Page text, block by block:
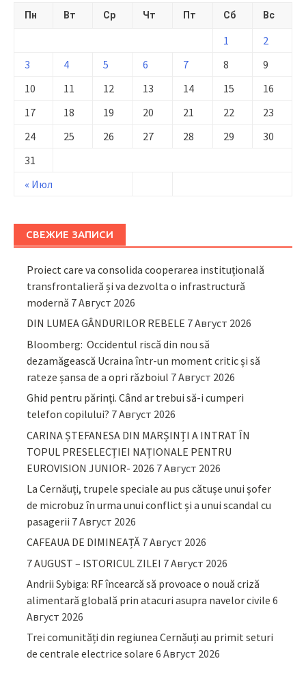
Пн Вт Ср Чт Пт Сб Вс
« Июл
1
2
3
4 5 6 7 8
9
10
11 12 13 14 15
16
17
18 19 20 21 22
23
24
25 26 27 28 29
30
31
СВЕЖИЕ ЗАПИСИ
Proiect care va consolida cooperarea instituțională
transfrontalieră și va dezvolta o infrastructură
modernă 7 Август 2026
DIN LUMEA GÂNDURILOR REBELE 7 Август 2026
Bloomberg: Occidentul riscă din nou să
dezamăgească Ucraina într-un moment critic și să
rateze șansa de a opri războiul 7 Август 2026
Ghid pentru părinţi. Când ar trebui să-i cumperi
telefon copilului? 7 Август 2026
CARINA ȘTEFANESA DIN MARȘINȚI A INTRAT ÎN
TOPUL PRESELECȚIEI NAȚIONALE PENTRU
EUROVISION JUNIOR- 2026 7 Август 2026
La Cernăuți, trupele speciale au pus cătușe unui șofer
de microbuz în urma unui conflict și a unui scandal cu
pasagerii 7 Август 2026
CAFEAUA DE DIMINEAȚĂ 7 Август 2026
7 AUGUST – ISTORICUL ZILEI 7 Август 2026
Andrii Sybiga: RF încearcă să provoace o nouă criză
alimentară globală prin atacuri asupra navelor civile 6
Август 2026
Trei comunități din regiunea Cernăuți au primit seturi
de centrale electrice solare 6 Август 2026